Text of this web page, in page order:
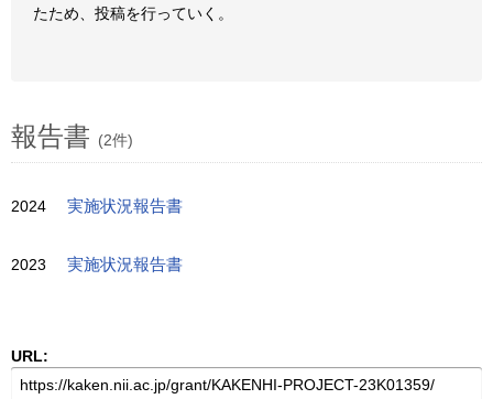
たため、投稿を行っていく。
報告書 (2件)
2024 実施状況報告書
2023 実施状況報告書
URL: